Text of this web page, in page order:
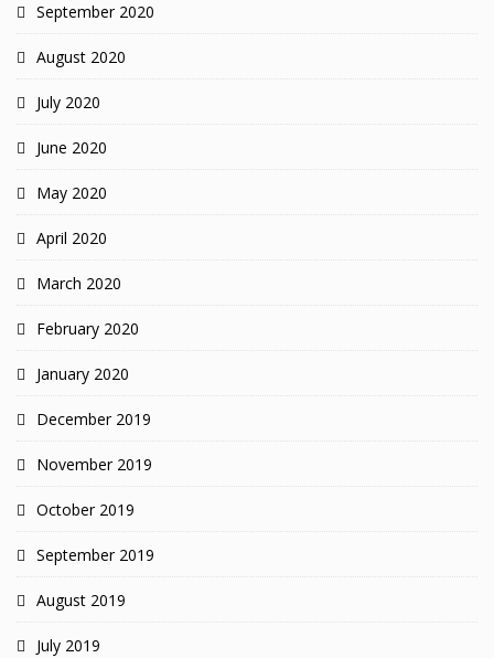
September 2020
August 2020
July 2020
June 2020
May 2020
April 2020
March 2020
February 2020
January 2020
December 2019
November 2019
October 2019
September 2019
August 2019
July 2019